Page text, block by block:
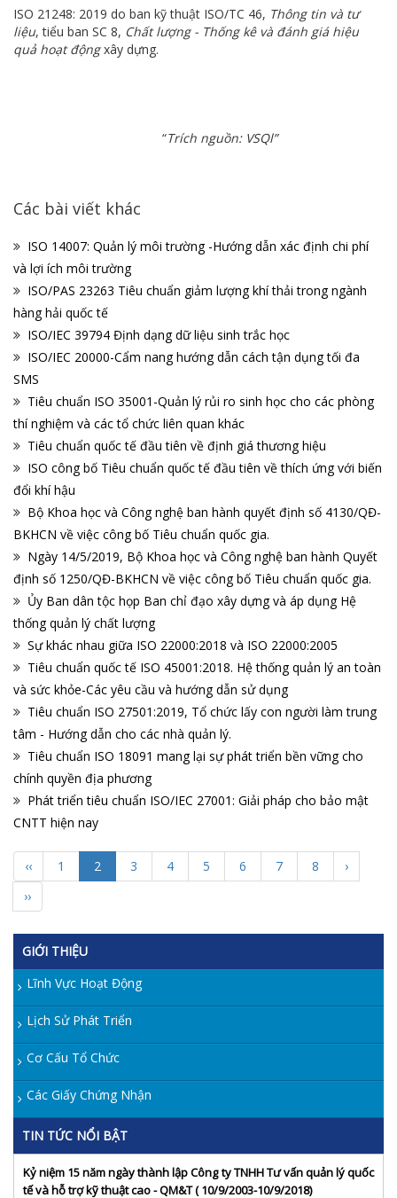
ISO 21248: 2019 do ban kỹ thuật ISO/TC 46, Thông tin và tư
liệu, tiểu ban SC 8, Chất lượng - Thống kê và đánh giá hiệu
quả hoạt độngxây dựng.
“Trích nguồn: VSQl”
Các bài viết khác
ISO 14007: Quản lý môi trường -Hướng dẫn xác định chi phí
và lợi ích môi trường
ISO/PAS 23263 Tiêu chuẩn giảm lượng khí thải trong ngành
hàng hải quốc tế
ISO/IEC 39794 Định dạng dữ liệu sinh trắc học
ISO/IEC 20000-Cẩm nang hướng dẫn cách tận dụng tối đa
SMS
Tiêu chuẩn ISO 35001-Quản lý rủi ro sinh học cho các phòng
thí nghiệm và các tổ chức liên quan khác
Tiêu chuẩn quốc tế đầu tiên về định giá thương hiệu
ISO công bố Tiêu chuẩn quốc tế đầu tiên về thích ứng với biến
đổi khí hậu
Bộ Khoa học và Công nghệ ban hành quyết định số 4130/QĐ-
BKHCN về việc công bố Tiêu chuẩn quốc gia.
Ngày 14/5/2019, Bộ Khoa học và Công nghệ ban hành Quyết
định số 1250/QĐ-BKHCN về việc công bố Tiêu chuẩn quốc gia.
Ủy Ban dân tộc họp Ban chỉ đạo xây dựng và áp dụng Hệ
thống quản lý chất lượng
Sự khác nhau giữa ISO 22000:2018 và ISO 22000:2005
Tiêu chuẩn quốc tế ISO 45001:2018. Hệ thống quản lý an toàn
và sức khỏe-Các yêu cầu và hướng dẫn sử dụng
Tiêu chuẩn ISO 27501:2019, Tổ chức lấy con người làm trung
tâm - Hướng dẫn cho các nhà quản lý.
Tiêu chuẩn ISO 18091 mang lại sự phát triển bền vững cho
chính quyền địa phương
Phát triển tiêu chuẩn ISO/IEC 27001: Giải pháp cho bảo mật
CNTT hiện nay
‹‹ 1 2 3 4 5 6 7 8
›
››
GIỚI THIỆU
Lĩnh Vực Hoạt Động
Lịch Sử Phát Triển
Cơ Cấu Tổ Chức
Các Giấy Chứng Nhận
TIN TỨC NỔI BẬT
Kỷ niệm 15 năm ngày thành lập Công ty TNHH Tư vấn quản lý quốc
tế và hỗ trợ kỹ thuật cao - QM&T ( 10/9/2003-10/9/2018)